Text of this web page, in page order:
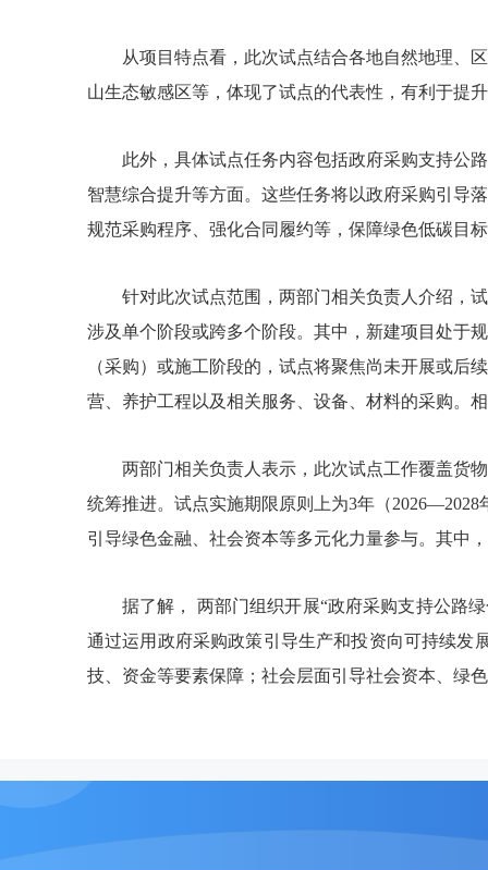
从项目特点看，此次试点结合各地自然地理、
山生态敏感区等，体现了试点的代表性，有利于提
此外，具体试点任务内容包括政府采购支持公
智慧综合提升等方面。这些任务将以政府采购引导
规范采购程序、强化合同履约等，保障绿色低碳目
针对此次试点范围，两部门相关负责人介绍，
涉及单个阶段或跨多个阶段。其中，新建项目处于
（采购）或施工阶段的，试点将聚焦尚未开展或
营、养护工程以及相关服务、设备、材料的采购。
两部门相关负责人表示，此次试点工作覆盖货
统筹推进。试点实施期限原则上为3年（
引导绿色金融、社会资本等多元化力量参与。其中
据了解， 两部门组织开展“政府采购支持公路
通过运用政府采购政策引导生产和投资向可持续发
技、资金等要素保障；社会层面引导社会资本、绿